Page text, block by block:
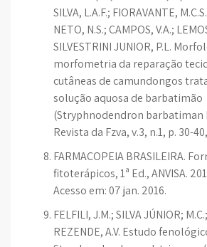
SILVA, L.A.F.; FIORAVANTE,
NETO, N.S.; CAMPOS, V.A.;
SILVESTRINI JUNIOR, P.L.
morfometria da reparação
cutâneas de camundongos
solução aquosa de barbatimão
(Stryphnodendron barbatiman
Revista da Fzva, v.3, n.1, p. 30-
FARMACOPEIA BRASILEIRA.
fitoterápicos, 1ª Ed., ANVISA.
Acesso em: 07 jan. 2016.
FELFILI, J.M.; SILVA JÚNIOR;
REZENDE, A.V. Estudo